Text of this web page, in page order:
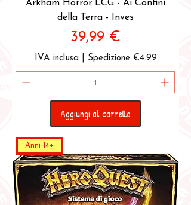
Arkham Horror LCG - Ai Confini
della Terra - Inves
Prezzo
39,99 €
IVA inclusa Spedizione €4.99
Aggiungi al carrello
Anni 14+